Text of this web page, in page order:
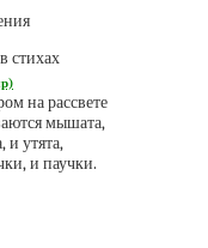
на рассвете
мышата,
и утята,
и паучки.